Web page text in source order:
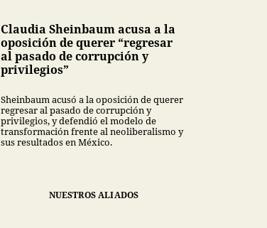
Claudia Sheinbaum acusa a la
oposición de querer “regresar
al pasado de corrupción y
privilegios”
Sheinbaum acusó a la oposición de querer
regresar al pasado de corrupción y
privilegios, y defendió el modelo de
transformación frente al neoliberalismo y
sus resultados en México.
NUESTROS ALIADOS